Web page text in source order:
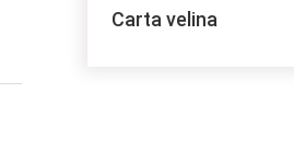
Carta velina